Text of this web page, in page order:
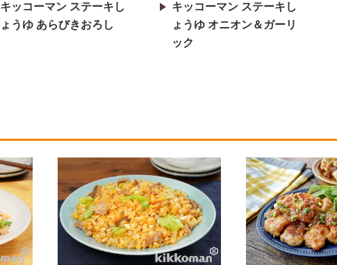
キッコーマン ステーキし
ょうゆ あらびきおろし
キッコーマン ステーキし
ょうゆ オニオン＆ガーリ
ック